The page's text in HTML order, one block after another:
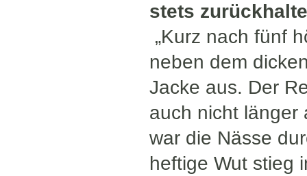
stets
„Kurz nach fünf
neben dem
Jacke aus. Der
auch nicht länger
war die Nässe
heftige Wut stieg